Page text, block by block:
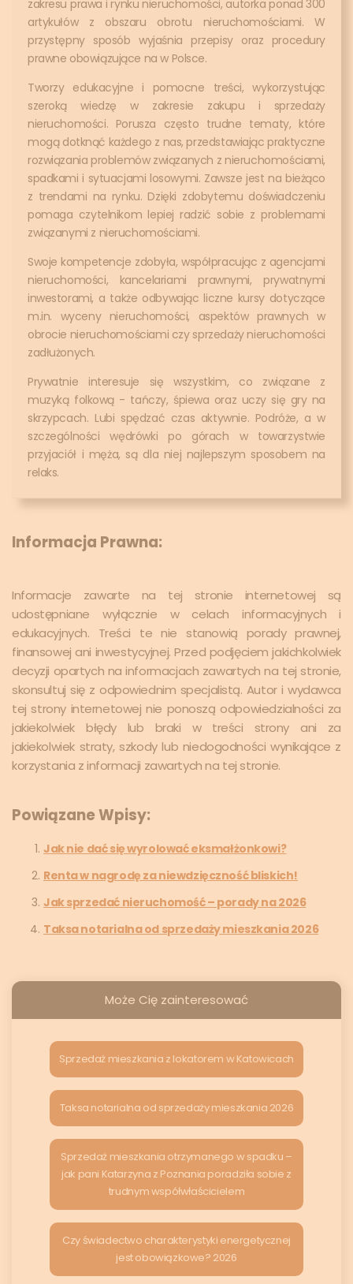
zakresu prawa i rynku nieruchomości, autorka ponad 300
artykułów z obszaru obrotu nieruchomościami. W
przystępny sposób wyjaśnia przepisy oraz procedury
prawne obowiązujące na w Polsce.
Tworzy edukacyjne i pomocne treści, wykorzystując
szeroką wiedzę w zakresie zakupu i sprzedaży
nieruchomości. Porusza często trudne tematy, które
mogą dotknąć każdego z nas, przedstawiając praktyczne
rozwiązania problemów związanych z nieruchomościami,
spadkami i sytuacjami losowymi. Zawsze jest na bieżąco
z trendami na rynku. Dzięki zdobytemu doświadczeniu
pomaga czytelnikom lepiej radzić sobie z problemami
związanymi z nieruchomościami.
Swoje kompetencje zdobyła, współpracując z agencjami
nieruchomości, kancelariami prawnymi, prywatnymi
inwestorami, a także odbywając liczne kursy dotyczące
m.in. wyceny nieruchomości, aspektów prawnych w
obrocie nieruchomościami czy sprzedaży nieruchomości
zadłużonych.
Prywatnie interesuje się wszystkim, co związane z
muzyką folkową - tańczy, śpiewa oraz uczy się gry na
skrzypcach. Lubi spędzać czas aktywnie. Podróże, a w
szczególności wędrówki po górach w towarzystwie
przyjaciół i męża, są dla niej najlepszym sposobem na
relaks.
Informacja Prawna:
Informacje zawarte na tej stronie internetowej są
udostępniane wyłącznie w celach informacyjnych i
edukacyjnych. Treści te nie stanowią porady prawnej,
finansowej ani inwestycyjnej. Przed podjęciem jakichkolwiek
decyzji opartych na informacjach zawartych na tej stronie,
skonsultuj się z odpowiednim specjalistą. Autor i wydawca
tej strony internetowej nie ponoszą odpowiedzialności za
jakiekolwiek błędy lub braki w treści strony ani za
jakiekolwiek straty, szkody lub niedogodności wynikające z
korzystania z informacji zawartych na tej stronie.
Powiązane Wpisy:
Jak nie dać się wyrolować eksmałżonkowi?
Renta w nagrodę za niewdzięczność bliskich!
Jak sprzedać nieruchomość – porady na 2026
Taksa notarialna od sprzedaży mieszkania 2026
Może Cię zainteresować
Sprzedaż mieszkania z lokatorem w Katowicach
Taksa notarialna od sprzedaży mieszkania 2026
Sprzedaż mieszkania otrzymanego w spadku –
jak pani Katarzyna z Poznania poradziła sobie z
trudnym współwłaścicielem
Czy świadectwo charakterystyki energetycznej
jest obowiązkowe? 2026